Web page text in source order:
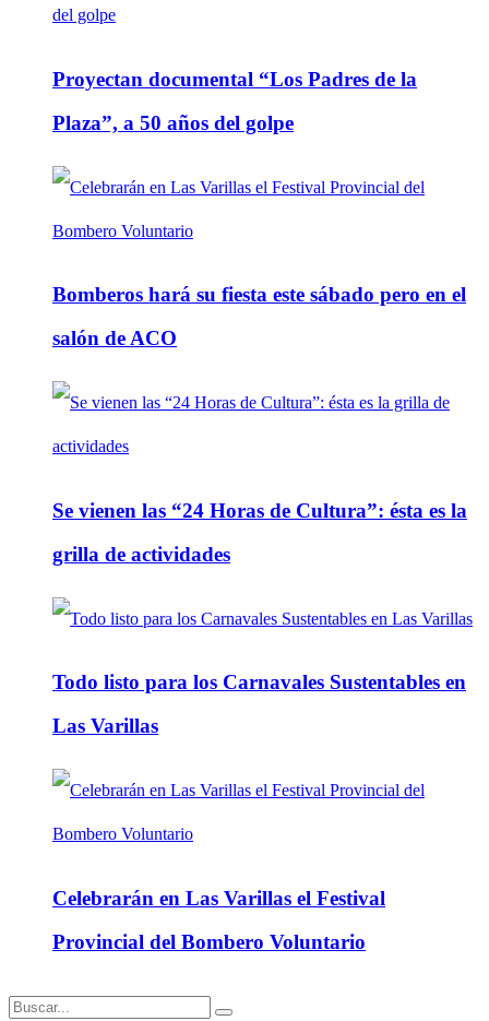
Proyectan documental “Los Padres de la
Plaza”, a 50 años del golpe
Bomberos hará su fiesta este sábado pero en el
salón de ACO
Se vienen las “24 Horas de Cultura”: ésta es la
grilla de actividades
Todo listo para los Carnavales Sustentables en
Las Varillas
Celebrarán en Las Varillas el Festival
Provincial del Bombero Voluntario